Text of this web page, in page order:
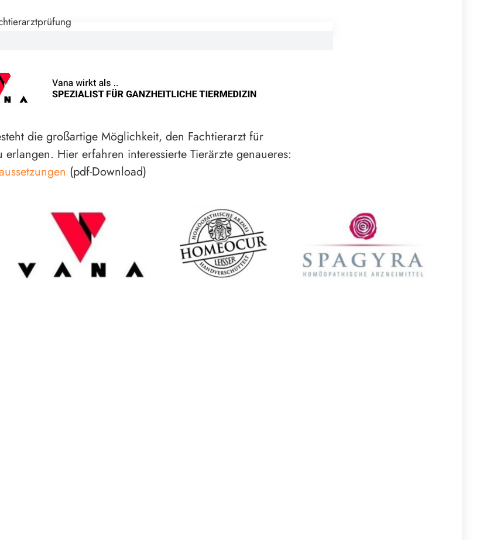
die großartige Möglichkeit, den Fachtierarzt für
erlangen. Hier erfahren interessierte Tierärzte genaueres:
(pdf-Download)